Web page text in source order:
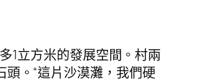
1立方米的發展空間。村兩
。“這片沙漠灘，我們硬